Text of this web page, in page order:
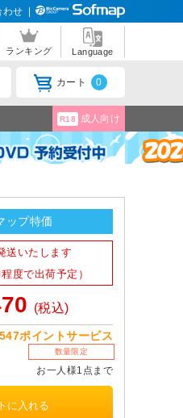
わせ
ランキング Language
カート 0
R18 成人向け
ップ特価
送いたします
度で出荷予定）
(税込)
547ポイントサービス
数量限定
お一人様1点まで